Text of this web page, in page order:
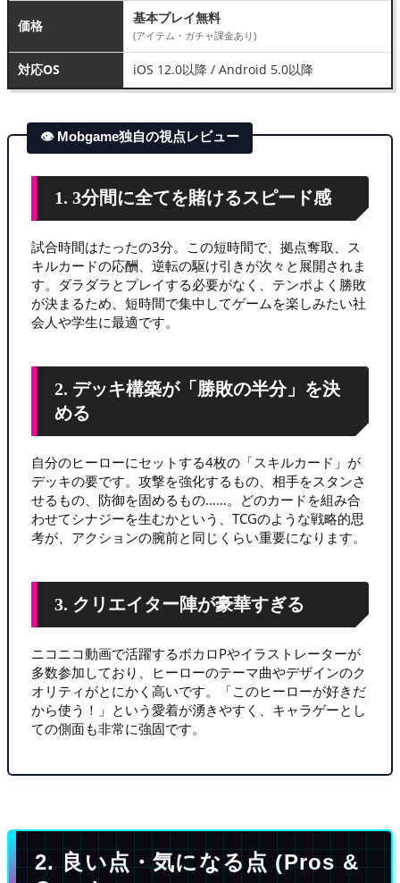
価格 基本プレイ無料
(アイテム・ガチャ課金あり)
対応OS iOS 12.0以降 / Android 5.0以降
👁 Mobgame独自の視点レビュー
1. 3分間に全てを賭けるスピード感
試合時間はたったの3分。この短時間で、拠点奪取、ス
キルカードの応酬、逆転の駆け引きが次々と展開されま
す。ダラダラとプレイする必要がなく、テンポよく勝敗
が決まるため、短時間で集中してゲームを楽しみたい社
会人や学生に最適です。
2. デッキ構築が「勝敗の半分」を決
める
自分のヒーローにセットする4枚の「スキルカード」が
デッキの要です。攻撃を強化するもの、相手をスタンさ
せるもの、防御を固めるもの……。どのカードを組み合
わせてシナジーを生むかという、TCGのような戦略的思
考が、アクションの腕前と同じくらい重要になります。
3. クリエイター陣が豪華すぎる
ニコニコ動画で活躍するボカロPやイラストレーターが
多数参加しており、ヒーローのテーマ曲やデザインのク
オリティがとにかく高いです。「このヒーローが好きだ
から使う！」という愛着が湧きやすく、キャラゲーとし
ての側面も非常に強固です。
2. 良い点・気になる点 (Pros &